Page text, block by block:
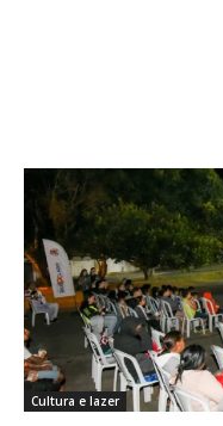
Cultura e lazer